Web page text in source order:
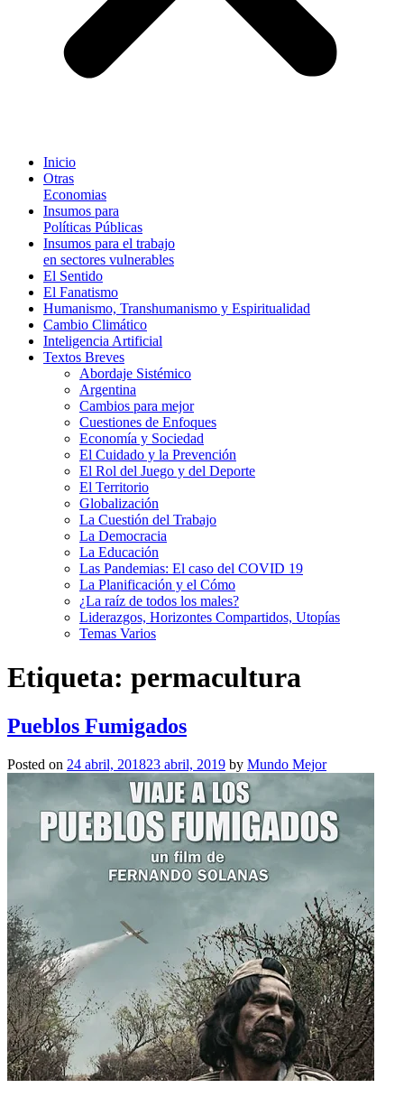
Inicio
Otras
Economias
Insumos para
Políticas Públicas
Insumos para el trabajo
en sectores vulnerables
El Sentido
El Fanatismo
Humanismo, Transhumanismo y Espiritualidad
Cambio Climático
Inteligencia Artificial
Textos Breves
Abordaje Sistémico
Argentina
Cambios para mejor
Cuestiones de Enfoques
Economía y Sociedad
El Cuidado y la Prevención
El Rol del Juego y del Deporte
El Territorio
Globalización
La Cuestión del Trabajo
La Democracia
La Educación
Las Pandemias: El caso del COVID 19
La Planificación y el Cómo
¿La raíz de todos los males?
Liderazgos, Horizontes Compartidos, Utopías
Temas Varios
Etiqueta: permacultura
Pueblos Fumigados
Posted on 24 abril, 201823 abril, 2019 by Mundo Mejor